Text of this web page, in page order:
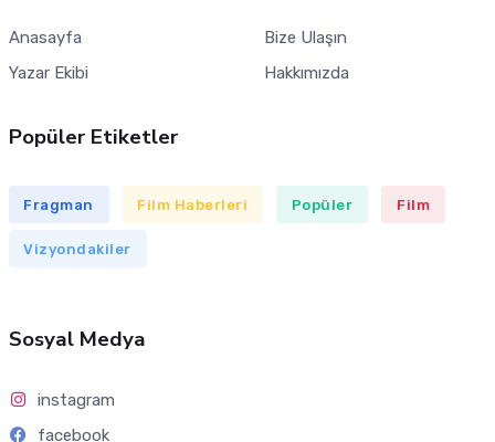
Anasayfa
Yazar Ekibi
Bize Ulaşın
Hakkımızda
Popüler Etiketler
Fragman Film Haberleri Popüler Film
Vizyondakiler
Sosyal Medya
instagram
facebook